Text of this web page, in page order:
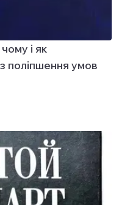
і як
поліпшення умов